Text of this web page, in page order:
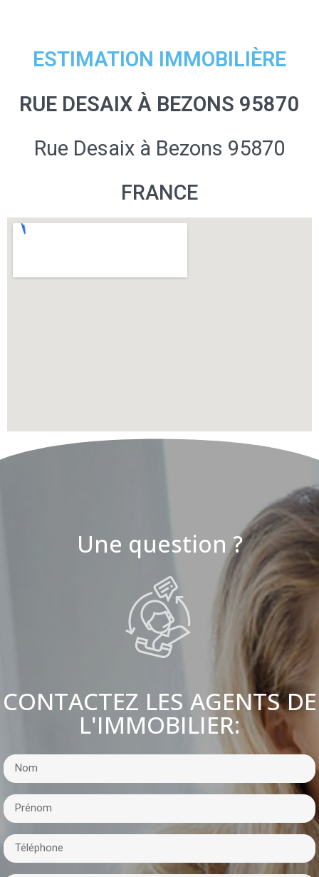
ESTIMATION IMMOBILIÈRE
RUE DESAIX À BEZONS 95870
Rue Desaix à Bezons 95870
FRANCE
Une question ?
CONTACTEZ LES AGENTS DE
L'IMMOBILIER: